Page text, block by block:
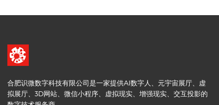
合肥识微数字科技有限公司是一家提供AI数字人、元宇宙展厅、虚
拟展厅、3D网站、微信小程序、虚拟现实、增强现实、交互投影的